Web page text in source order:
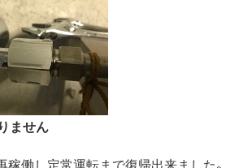
ません
働し定常運転まで復帰出来ました。